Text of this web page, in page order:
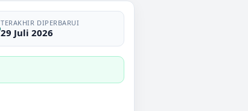
TERAKHIR DIPERBARUI
29 Juli 2026